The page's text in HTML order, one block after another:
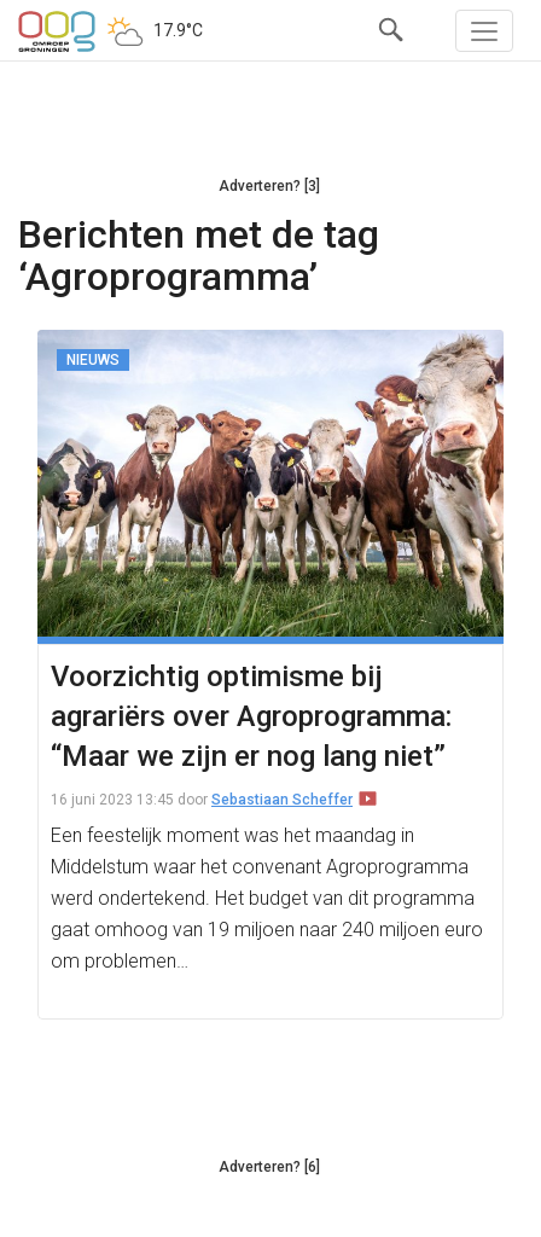
17.9°C
Adverteren? [3]
Berichten met de tag
‘Agroprogramma’
NIEUWS
Voorzichtig optimisme bij
agrariërs over Agroprogramma:
“Maar we zijn er nog lang niet”
16 juni 2023 13:45 door Sebastiaan Scheffer
Een feestelijk moment was het maandag in
Middelstum waar het convenant Agroprogramma
werd ondertekend. Het budget van dit programma
gaat omhoog van 19 miljoen naar 240 miljoen euro
om problemen…
Adverteren? [6]